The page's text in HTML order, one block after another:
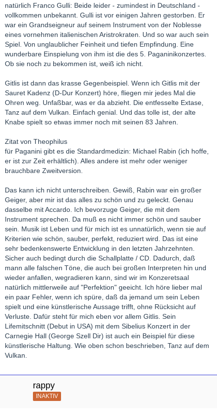
natürlich Franco Gulli: Beide leider - zumindest in Deutschland -
vollkommen unbekannt. Gulli ist vor einigen Jahren gestorben. Er
war ein Grandseigneur auf seinem Instrument von der Noblesse
eines vornehmen italienischen Aristrokraten. Und so war auch sein
Spiel. Von unglaublicher Feinheit und tiefen Empfindung. Eine
wunderbare Einspielung von ihm ist die des 5. Paganinikonzertes.
Ob sie noch zu bekommen ist, weiß ich nicht.
Gitlis ist dann das krasse Gegenbeispiel. Wenn ich Gitlis mit der
Sauret Kadenz (D-Dur Konzert) höre, fliegen mir jedes Mal die
Ohren weg. Unfaßbar, was er da abzieht. Die entfesselte Extase,
Tanz auf dem Vulkan. Einfach genial. Und das tolle ist, der alte
Knabe spielt so etwas immer noch mit seinen 83 Jahren.
Zitat von Theophilus
für Paganini gibt es die Standardmedizin: Michael Rabin (ich hoffe,
er ist zur Zeit erhältlich). Alles andere ist mehr oder weniger
brauchbare Zweitversion.
Das kann ich nicht unterschreiben. Gewiß, Rabin war ein großer
Geiger, aber mir ist das alles zu schön und zu geleckt. Genau
dasselbe mit Accardo. Ich bevorzuge Geiger, die mit dem
Instrument sprechen. Da muß es nicht immer schön und sauber
sein. Musik ist Leben und für mich ist es unnatürlich, wenn sie auf
Kriterien wie schön, sauber, perfekt, reduziert wird. Das ist eine
sehr bedenkenswerte Entwicklung in den letzten Jahrzehnten.
Sicher auch bedingt durch die Schallplatte / CD. Dadurch, daß
mann alle falschen Töne, die auch bei großen Interpreten hin und
wieder anfallen, wegradieren kann, sind wir im Konzeretsaal
natürlich mittlerweile auf "Perfektion" geeicht. Ich höre lieber mal
ein paar Fehler, wenn ich spüre, daß da jemand um sein Leben
spielt und eine künstlerische Aussage trifft, ohne Rücksicht auf
Verluste. Dafür steht für mich eben vor allem Gitlis. Sein
Lifemitschnitt (Debut in USA) mit dem Sibelius Konzert in der
Carnegie Hall (George Szell Dir) ist auch ein Beispiel für diese
künstlerische Haltung. Wie oben schon beschrieben, Tanz auf dem
Vulkan.
rappy
INAKTIV